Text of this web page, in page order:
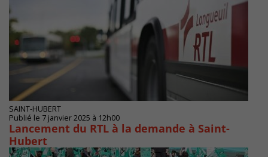
SAINT-HUBERT
Publié le 7 janvier 2025 à 12h00
Lancement du RTL à la demande à Saint-
Hubert